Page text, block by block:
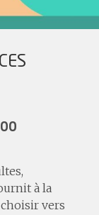
à la
vers